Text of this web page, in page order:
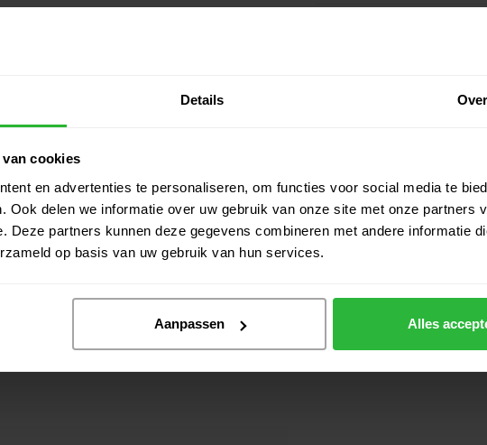
Details Over
cookies
en advertenties te personaliseren, om functies voor social media te
Ook delen we informatie over uw gebruik van onze site met onze partners
Deze partners kunnen deze gegevens combineren met andere informatie
op basis van uw gebruik van hun services.
Aanpassen Alles
de ronde.
wat prettig is voor vervoer en gebruik.
houden.
te bergen.
afstemming op je lengte.
tijdens het rijden.
tijdens de ronde bij de hand te houden.
de baan.
gebruik op de golfbaan.
als lichtgewicht 3-wiel trolley kan worden gezien.
meer gebruikscomfort tijdens het lopen.
Fastfold
Fastfold Flex
Fastfold
wielen zilver
Op voorraad